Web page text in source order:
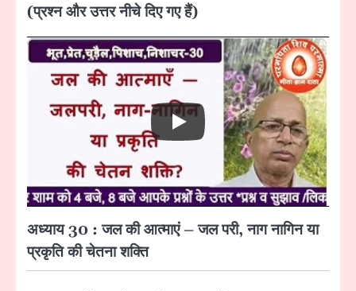
(प्रश्न और उत्तर नीचे दिए गए हैं)
अध्याय 30 : जल की आत्माएं – जल परी, नाग नागिन या
प्रकृति की चेतना शक्ति